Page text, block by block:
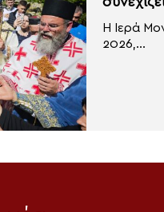
Η Ιερά
2026,...